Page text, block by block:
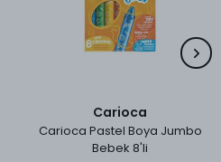
Carioca
Carioca Pastel Boya Jumbo
Bebek 8'li